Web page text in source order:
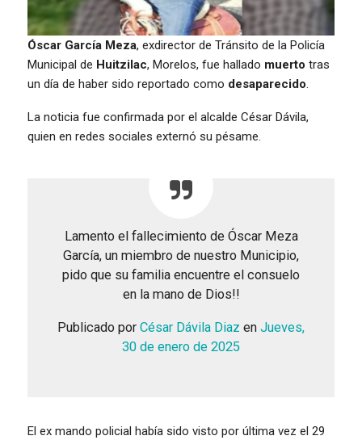
Óscar García Meza, exdirector de Tránsito de la Policía
Municipal de Huitzilac, Morelos, fue hallado muerto tras
un día de haber sido reportado como desaparecido.
La noticia fue confirmada por el alcalde César Dávila,
quien en redes sociales externó su pésame.
Lamento el fallecimiento de Óscar Meza
García, un miembro de nuestro Municipio,
pido que su familia encuentre el consuelo
en la mano de Dios!!
Publicado por César Dávila Diaz en Jueves,
30 de enero de 2025
El ex mando policial había sido visto por última vez el 29